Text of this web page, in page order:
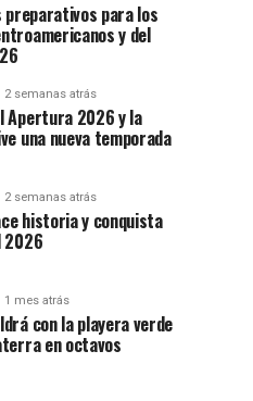
preparativos para los
y del
2 semanas atrás
Apertura 2026 y la
una nueva temporada
2 semanas atrás
historia y conquista
2026
1 mes atrás
con la playera verde
en octavos